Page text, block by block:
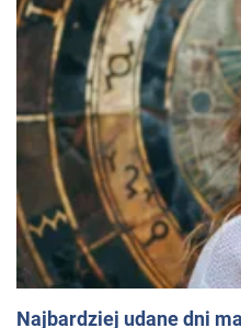
Najbardziej udane dni